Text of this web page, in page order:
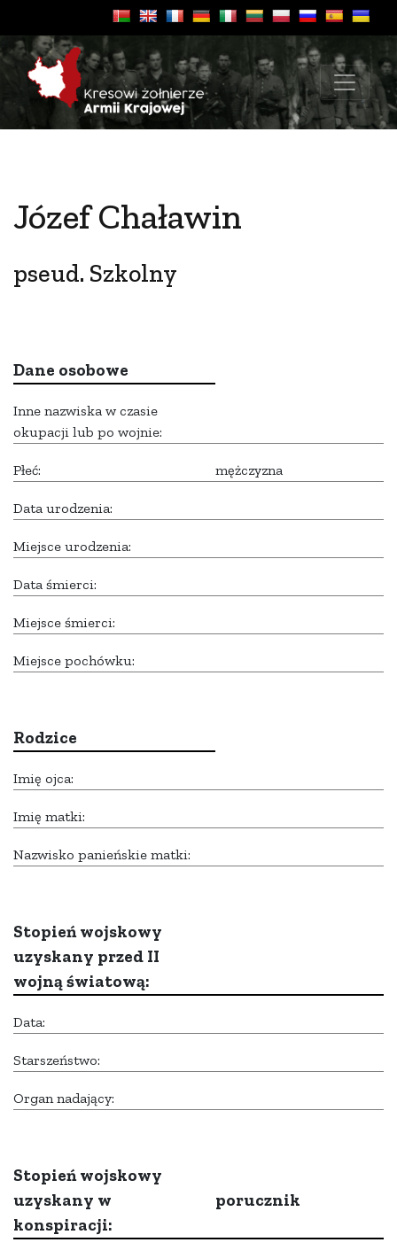
Józef Chaławin
pseud. Szkolny
Dane osobowe
Inne nazwiska w czasie
okupacji lub po wojnie:
Płeć: mężczyzna
Data urodzenia:
Miejsce urodzenia:
Data śmierci:
Miejsce śmierci:
Miejsce pochówku:
Rodzice
Imię ojca:
Imię matki:
Nazwisko panieńskie matki:
Stopień wojskowy
uzyskany przed II
wojną światową:
Data:
Starszeństwo:
Organ nadający:
Stopień wojskowy
uzyskany w
konspiracji:
porucznik